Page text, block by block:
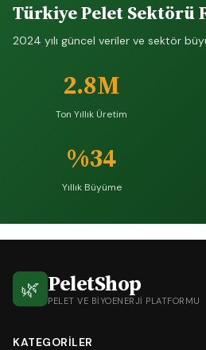
Türkiye Pelet Sektörü
2024 yılı güncel veriler ve sektör
2.8M
Ton Yıllık Üretim
%34
Yıllık Büyüme
🌿 PeletShop
PELET VE BIYOENERJI PLATFORMU
KATEGORILER